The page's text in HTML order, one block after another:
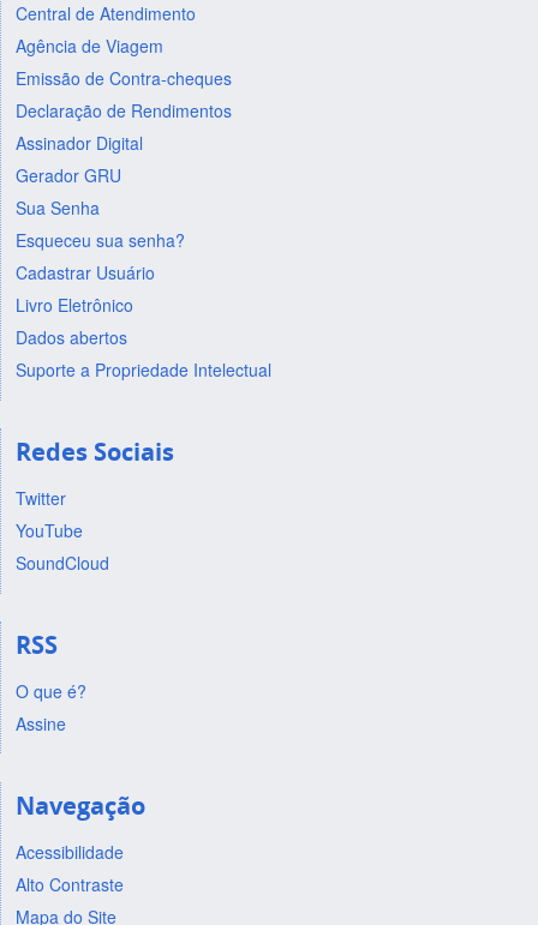
Central de Atendimento
Agência de Viagem
Emissão de Contra-cheques
Declaração de Rendimentos
Assinador Digital
Gerador GRU
Sua Senha
Esqueceu sua senha?
Cadastrar Usuário
Livro Eletrônico
Dados abertos
Suporte a Propriedade Intelectual
Redes Sociais
Twitter
YouTube
SoundCloud
RSS
O que é?
Assine
Navegação
Acessibilidade
Alto Contraste
Mapa do Site